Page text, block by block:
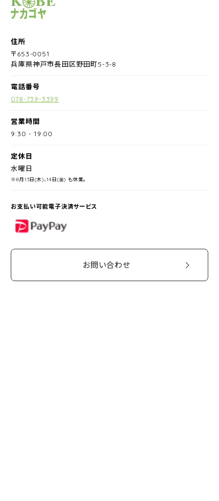
住所
〒653-0051
兵庫県神戸市長田区野田町5-3-8
電話番号
078-739-3399
営業時間
9:30 -19:00
定休日
水曜日
※8月13日(木)、14日(金) も休業。
お支払い可能電子決済サービス
PayPay
お問い合わせ